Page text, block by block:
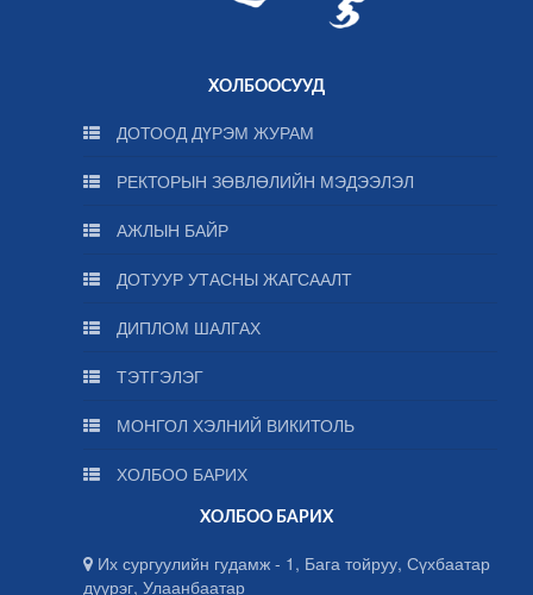
ХОЛБООСУУД
ДОТООД ДҮРЭМ ЖУРАМ
РЕКТОРЫН ЗӨВЛӨЛИЙН МЭДЭЭЛЭЛ
АЖЛЫН БАЙР
ДОТУУР УТАСНЫ ЖАГСААЛТ
ДИПЛОМ ШАЛГАХ
ТЭТГЭЛЭГ
МОНГОЛ ХЭЛНИЙ ВИКИТОЛЬ
ХОЛБОО БАРИХ
ХОЛБОО БАРИХ
Их сургуулийн гудамж - 1, Бага тойруу, Сүхбаатар
дүүрэг, Улаанбаатар